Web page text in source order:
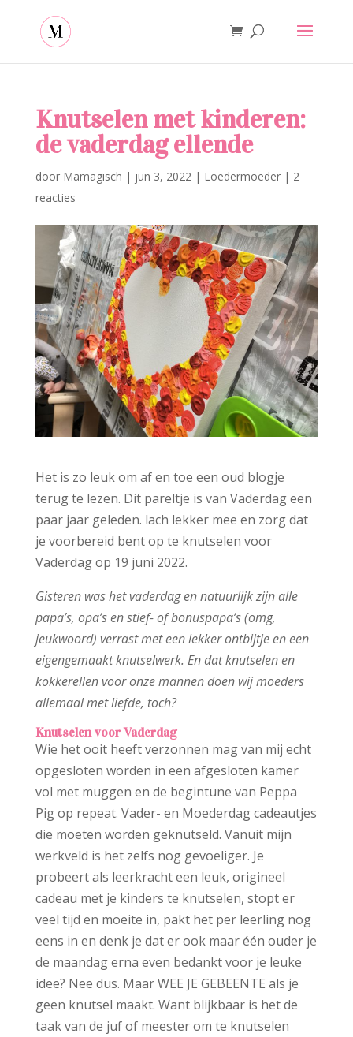
Knutselen met kinderen:
de vaderdag ellende
door Mamagisch | jun 3, 2022| Loedermoeder| 2
reacties
Het is zo leuk om af en toe een oud blogje
terug te lezen. Dit pareltje is van Vaderdag een
paar jaar geleden. lach lekker mee en zorg dat
je voorbereid bent op te knutselen voor
Vaderdag op 19 juni 2022.
Gisteren was het vaderdag en natuurlijk zijn alle
papa’s, opa’s en stief- of bonuspapa’s (omg,
jeukwoord) verrast met een lekker ontbijtje en een
eigengemaakt knutselwerk. En dat knutselen en
kokkerellen voor onze mannen doen wij moeders
allemaal met liefde, toch?
Knutselen voor Vaderdag
Wie het ooit heeft verzonnen mag van mij echt
opgesloten worden in een afgesloten kamer
vol met muggen en de begintune van Peppa
Pig op repeat. Vader- en Moederdag cadeautjes
die moeten worden geknutseld. Vanuit mijn
werkveld is het zelfs nog gevoeliger. Je
probeert als leerkracht een leuk, origineel
cadeau met je kinders te knutselen, stopt er
veel tijd en moeite in, pakt het per leerling nog
eens in en denk je dat er ook maar één ouder je
de maandag erna even bedankt voor je leuke
idee? Nee dus. Maar WEE JE GEBEENTE als je
geen knutsel maakt. Want blijkbaar is het de
taak van de juf of meester om te knutselen